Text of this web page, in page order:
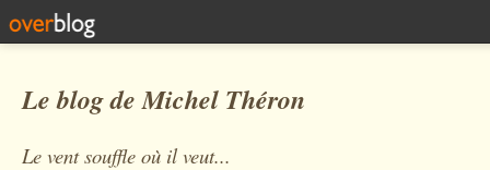
Le blog de Michel Théron
Le vent souffle où il veut...